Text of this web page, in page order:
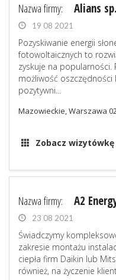
Nazwa firmy: Alians
19 08 2021
Pozyskiwanie energii
fotowoltaicznych to
zyskuje na
możliwość oszczędności
pozytywni...
Mazowieckie, Warszawa
Zobacz wizytówkę
Nazwa firmy: A2
23 08 2021
Świadczymy
zakresie montażu
ciepła firm Daikin lub
również, na życzenie